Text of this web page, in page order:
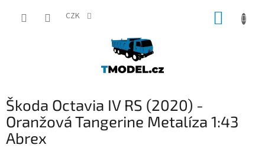
CZK
Škoda Octavia IV RS (2020) -
Oranžová Tangerine Metalíza 1:43
Abrex